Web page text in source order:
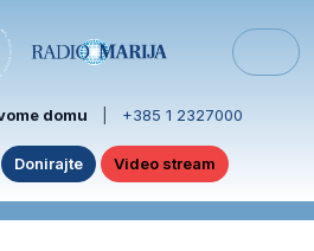
domu +385 1 2327000
Donirajte Video stream